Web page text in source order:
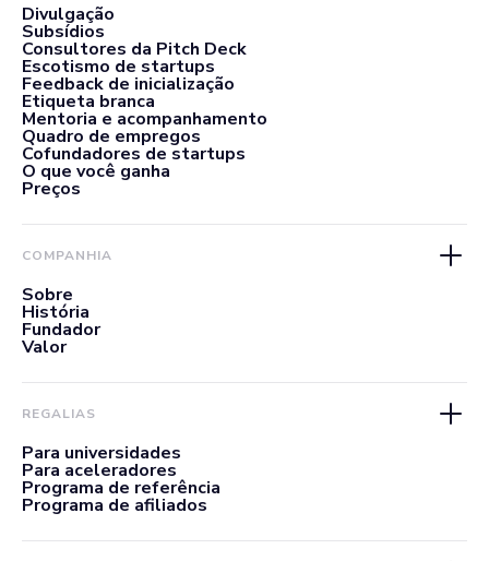
Divulgação
Subsídios
Consultores da Pitch Deck
Escotismo de startups
Feedback de inicialização
Etiqueta branca
Mentoria e acompanhamento
Quadro de empregos
Cofundadores de startups
O que você ganha
Preços
COMPANHIA
Sobre
História
Fundador
Valor
REGALIAS
Para universidades
Para aceleradores
Programa de referência
Programa de afiliados